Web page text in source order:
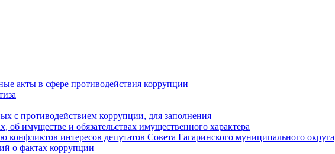
акты в сфере противодействия коррупции
с противодействием коррупции, для заполнения
об имуществе и обязательствах имущественного характера
конфликтов интересов депутатов Совета Гагаринского муниципального округа
о фактах коррупции